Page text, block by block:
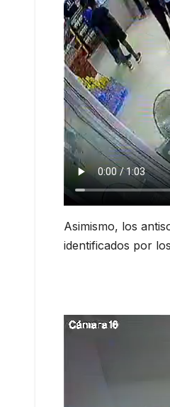
Asimismo, los
identificados por